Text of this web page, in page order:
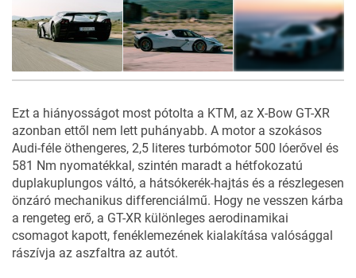
Ezt a hiányosságot most pótolta a KTM, az X-Bow GT-XR
azonban ettől nem lett puhányabb. A motor a szokásos
Audi-féle öthengeres, 2,5 literes turbómotor 500 lóerővel és
581 Nm nyomatékkal, szintén maradt a hétfokozatú
duplakuplungos váltó, a hátsókerék-hajtás és a részlegesen
önzáró mechanikus differenciálmű. Hogy ne vesszen kárba
a rengeteg erő, a GT-XR különleges aerodinamikai
csomagot kapott, fenéklemezének kialakítása valósággal
rászívja az aszfaltra az autót.